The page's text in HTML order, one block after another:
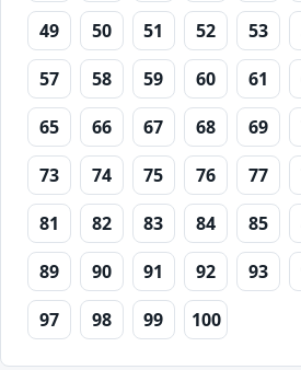
49
50 51 52 53
57
58 59 60 61
65
66 67 68 69
73
74 75 76 77
81
82 83 84 85
89
90 91 92 93
97
98 99 100